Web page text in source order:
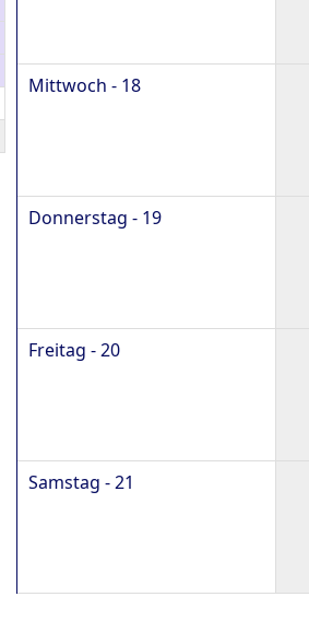
Mittwoch - 18
Donnerstag - 19
Freitag - 20
Samstag - 21